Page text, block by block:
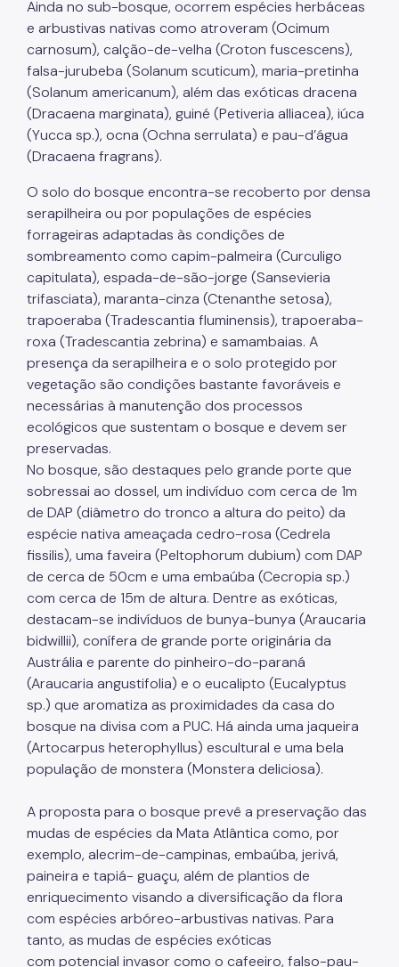
Ainda no sub-bosque, ocorrem espécies herbáceas
e arbustivas nativas como atroveram (Ocimum
carnosum), calção-de-velha (Croton fuscescens),
falsa-jurubeba (Solanum scuticum), maria-pretinha
(Solanum americanum), além das exóticas dracena
(Dracaena marginata), guiné (Petiveria alliacea), iúca
(Yucca sp.), ocna (Ochna serrulata) e pau-d’água
(Dracaena fragrans).
O solo do bosque encontra-se recoberto por densa
serapilheira ou por populações de espécies
forrageiras adaptadas às condições de
sombreamento como capim-palmeira (Curculigo
capitulata), espada-de-são-jorge (Sansevieria
trifasciata), maranta-cinza (Ctenanthe setosa),
trapoeraba (Tradescantia fluminensis), trapoeraba-
roxa (Tradescantia zebrina) e samambaias. A
presença da serapilheira e o solo protegido por
vegetação são condições bastante favoráveis e
necessárias à manutenção dos processos
ecológicos que sustentam o bosque e devem ser
preservadas.
No bosque, são destaques pelo grande porte que
sobressai ao dossel, um indivíduo com cerca de 1m
de DAP (diâmetro do tronco a altura do peito) da
espécie nativa ameaçada cedro-rosa (Cedrela
fissilis), uma faveira (Peltophorum dubium) com DAP
de cerca de 50cm e uma embaúba (Cecropia sp.)
com cerca de 15m de altura. Dentre as exóticas,
destacam-se indivíduos de bunya-bunya (Araucaria
bidwillii), conífera de grande porte originária da
Austrália e parente do pinheiro-do-paraná
(Araucaria angustifolia) e o eucalipto (Eucalyptus
sp.) que aromatiza as proximidades da casa do
bosque na divisa com a PUC. Há ainda uma jaqueira
(Artocarpus heterophyllus) escultural e uma bela
população de monstera (Monstera deliciosa).
A proposta para o bosque prevê a preservação das
mudas de espécies da Mata Atlântica como, por
exemplo, alecrim-de-campinas, embaúba, jerivá,
paineira e tapiá- guaçu, além de plantios de
enriquecimento visando a diversificação da flora
com espécies arbóreo-arbustivas nativas. Para
tanto, as mudas de espécies exóticas
com potencial invasor como o cafeeiro, falso-pau-